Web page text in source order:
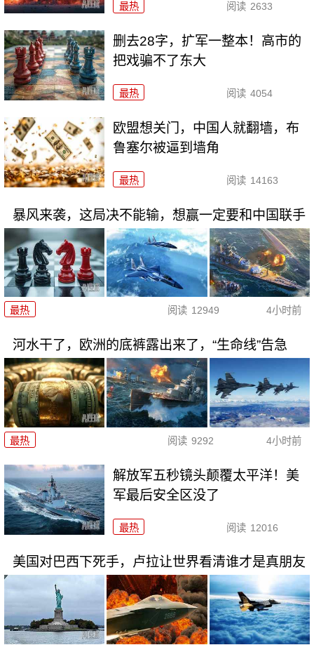
最热 阅读 2633
删去28字，扩军一整本！高市的
把戏骗不了东大
最热 阅读 4054
欧盟想关门，中国人就翻墙，布
鲁塞尔被逼到墙角
最热 阅读 14163
暴风来袭，这局决不能输，想赢一定要和中国联手
最热 阅读 12949 4小时前
河水干了，欧洲的底裤露出来了，“生命线”告急
最热 阅读 9292 4小时前
解放军五秒镜头颠覆太平洋！美
军最后安全区没了
最热 阅读 12016
美国对巴西下死手，卢拉让世界看清谁才是真朋友